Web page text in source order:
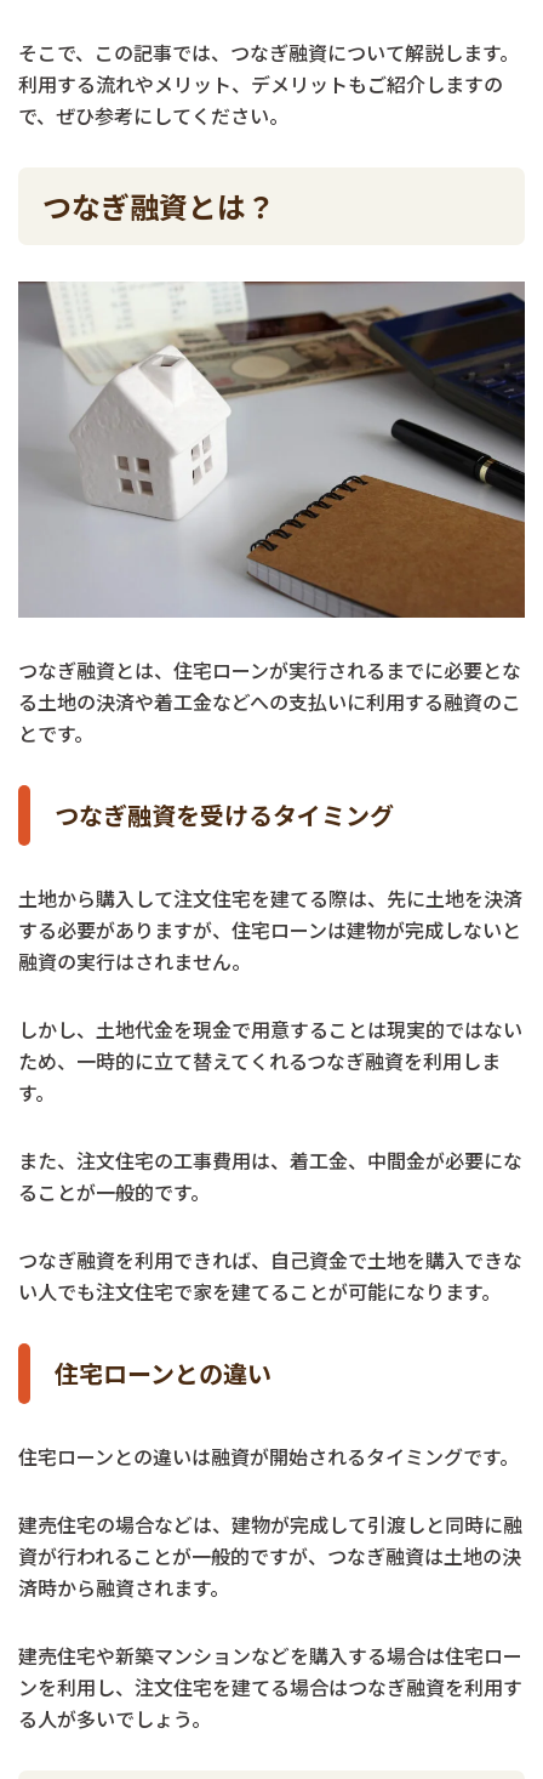
そこで、この記事では、つなぎ融資について解説します。
利用する流れやメリット、デメリットもご紹介しますの
で、ぜひ参考にしてください。
つなぎ融資とは？
つなぎ融資とは、住宅ローンが実行されるまでに必要とな
る土地の決済や着工金などへの支払いに利用する融資のこ
とです。
つなぎ融資を受けるタイミング
土地から購入して注文住宅を建てる際は、先に土地を決済
する必要がありますが、住宅ローンは建物が完成しないと
融資の実行はされません。
しかし、土地代金を現金で用意することは現実的ではない
ため、一時的に立て替えてくれるつなぎ融資を利用しま
す。
また、注文住宅の工事費用は、着工金、中間金が必要にな
ることが一般的です。
つなぎ融資を利用できれば、自己資金で土地を購入できな
い人でも注文住宅で家を建てることが可能になります。
住宅ローンとの違い
住宅ローンとの違いは融資が開始されるタイミングです。
建売住宅の場合などは、建物が完成して引渡しと同時に融
資が行われることが一般的ですが、つなぎ融資は土地の決
済時から融資されます。
建売住宅や新築マンションなどを購入する場合は住宅ロー
ンを利用し、注文住宅を建てる場合はつなぎ融資を利用す
る人が多いでしょう。